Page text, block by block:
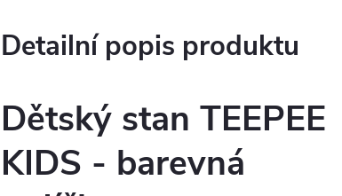
Detailní popis produktu
Dětský stan TEEPEE
KIDS - barevná